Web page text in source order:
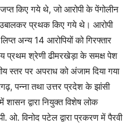
किए गये थे, जो आरोपी के पेंगोलीन
उबालकर प्रथक किए गये थे। आरोपी
अन्य 14 आरोपियों को गिरफ्तार
प्रथम श्रेणी ढीमरखेड़ा के समक्ष पेश
स्तर पर अपराध को अंजाम दिया गया
पन्ना तथा उत्तर प्रदेश के झांसी
द्वारा नियुक्त विशेष लोक
ओ. विनोद पटेल द्वारा प्रकरण में पैरवी